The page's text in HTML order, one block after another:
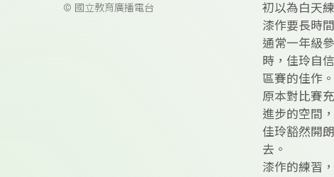
© 國立教育廣播電台
初以為白天
漆作要長時
通常一年級
時，佳玲自
區賽的佳作。
原本對比賽
進步的空間
佳玲豁然開
去。
漆作的練習